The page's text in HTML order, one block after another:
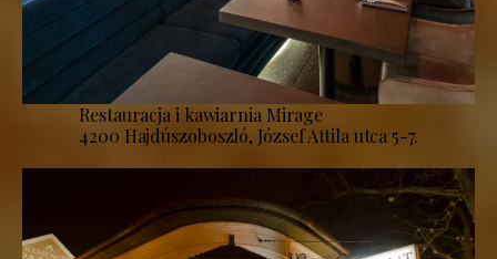
Restauracja i kawiarnia Mirage
4200 Hajdúszoboszló, József Attila utca 5-7.